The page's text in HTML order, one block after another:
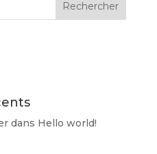
dans Hello world!